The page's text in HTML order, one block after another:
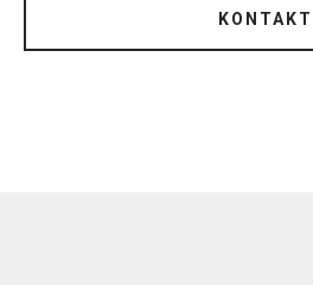
KONTAKT